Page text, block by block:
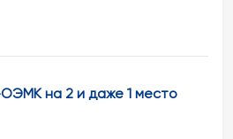
на 2 и даже 1 место